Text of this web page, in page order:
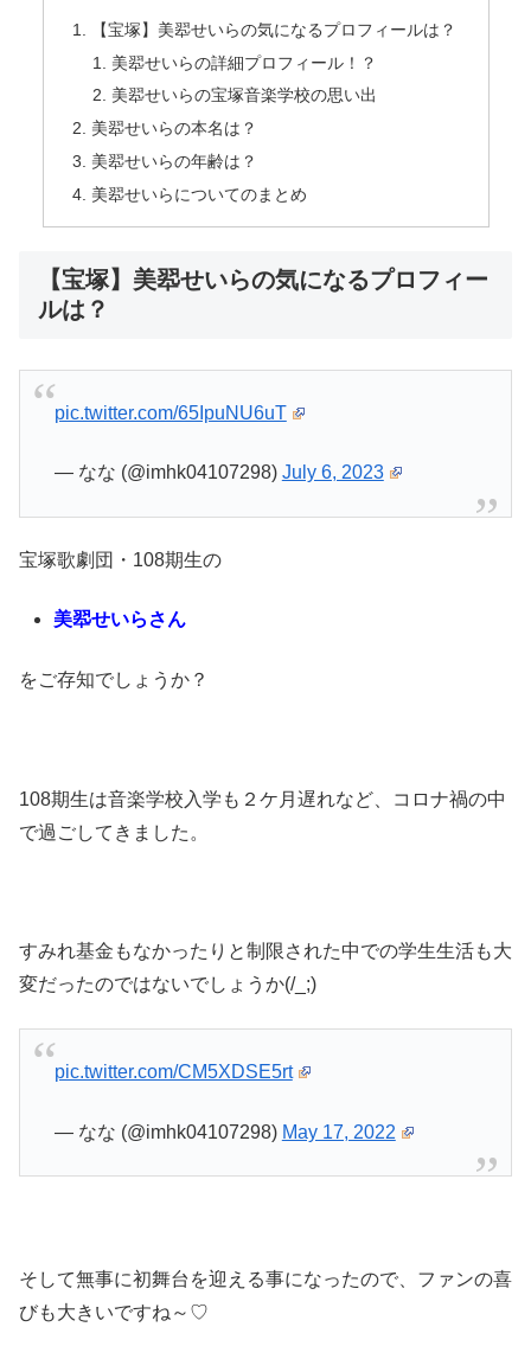
【宝塚】美翆せいらの気になるプロフィールは？
美翆せいらの詳細プロフィール！？
美翆せいらの宝塚音楽学校の思い出
美翆せいらの本名は？
美翆せいらの年齢は？
美翆せいらについてのまとめ
【宝塚】美翆せいらの気になるプロフィー
ルは？
pic.twitter.com/65IpuNU6uT
— なな (@imhk04107298) July 6, 2023
宝塚歌劇団・108期生の
美翆せいらさん
をご存知でしょうか？
108期生は音楽学校入学も２ケ月遅れなど、コロナ禍の中
で過ごしてきました。
すみれ基金もなかったりと制限された中での学生生活も大
変だったのではないでしょうか(/_;)
pic.twitter.com/CM5XDSE5rt
— なな (@imhk04107298) May 17, 2022
そして無事に初舞台を迎える事になったので、ファンの喜
びも大きいですね～♡